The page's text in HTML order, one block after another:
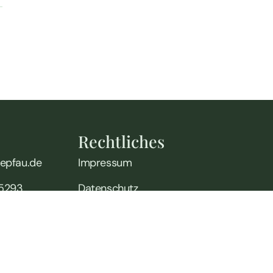
Rechtliches
Impressum
Datenschutz